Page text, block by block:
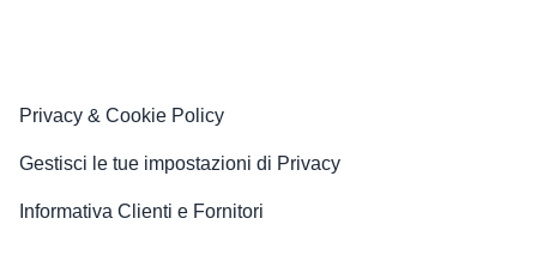
Privacy & Cookie Policy
Gestisci le tue impostazioni di Privacy
Informativa Clienti e Fornitori